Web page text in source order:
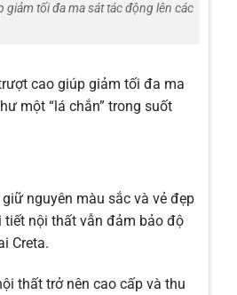
tối đa ma sát tác động lên các
cao giúp giảm tối đa ma
một “lá chắn” trong suốt
nguyên màu sắc và vẻ đẹp
tiết nội thất vẫn đảm bảo độ
Creta.
thất trở nên cao cấp và thu